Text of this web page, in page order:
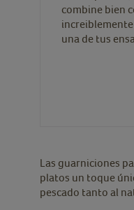
combine bien
increiblemente
una de tus
Las guarniciones
platos un toque
pescado tanto al